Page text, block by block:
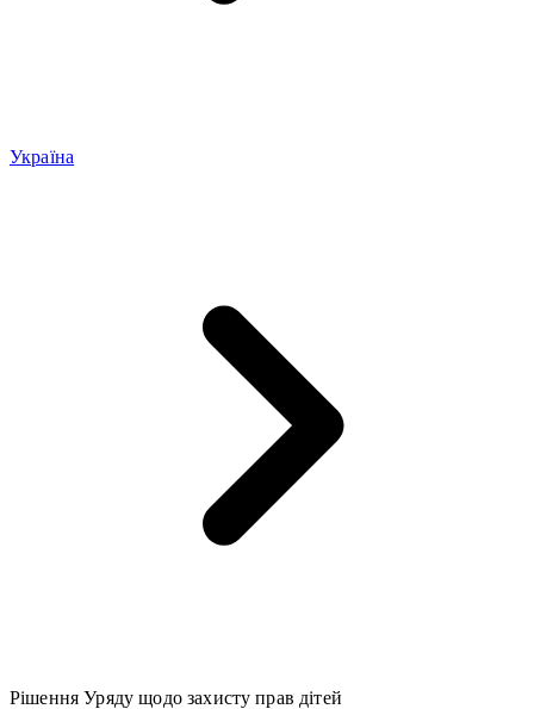
Україна
Рішення Уряду щодо захисту прав дітей